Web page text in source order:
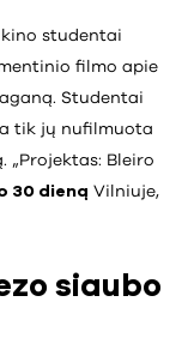
studentai
filmo apie
Studentai
tik jų nufilmuota
„Projektas: Bleiro
30 dieną Vilniuje,
siaubo